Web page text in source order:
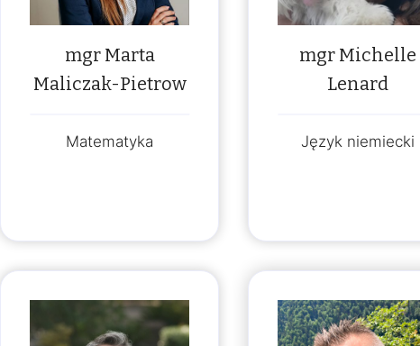
mgr Marta
Maliczak-Pietrow
Matematyka
mgr Michelle
Lenard
Język niemiecki